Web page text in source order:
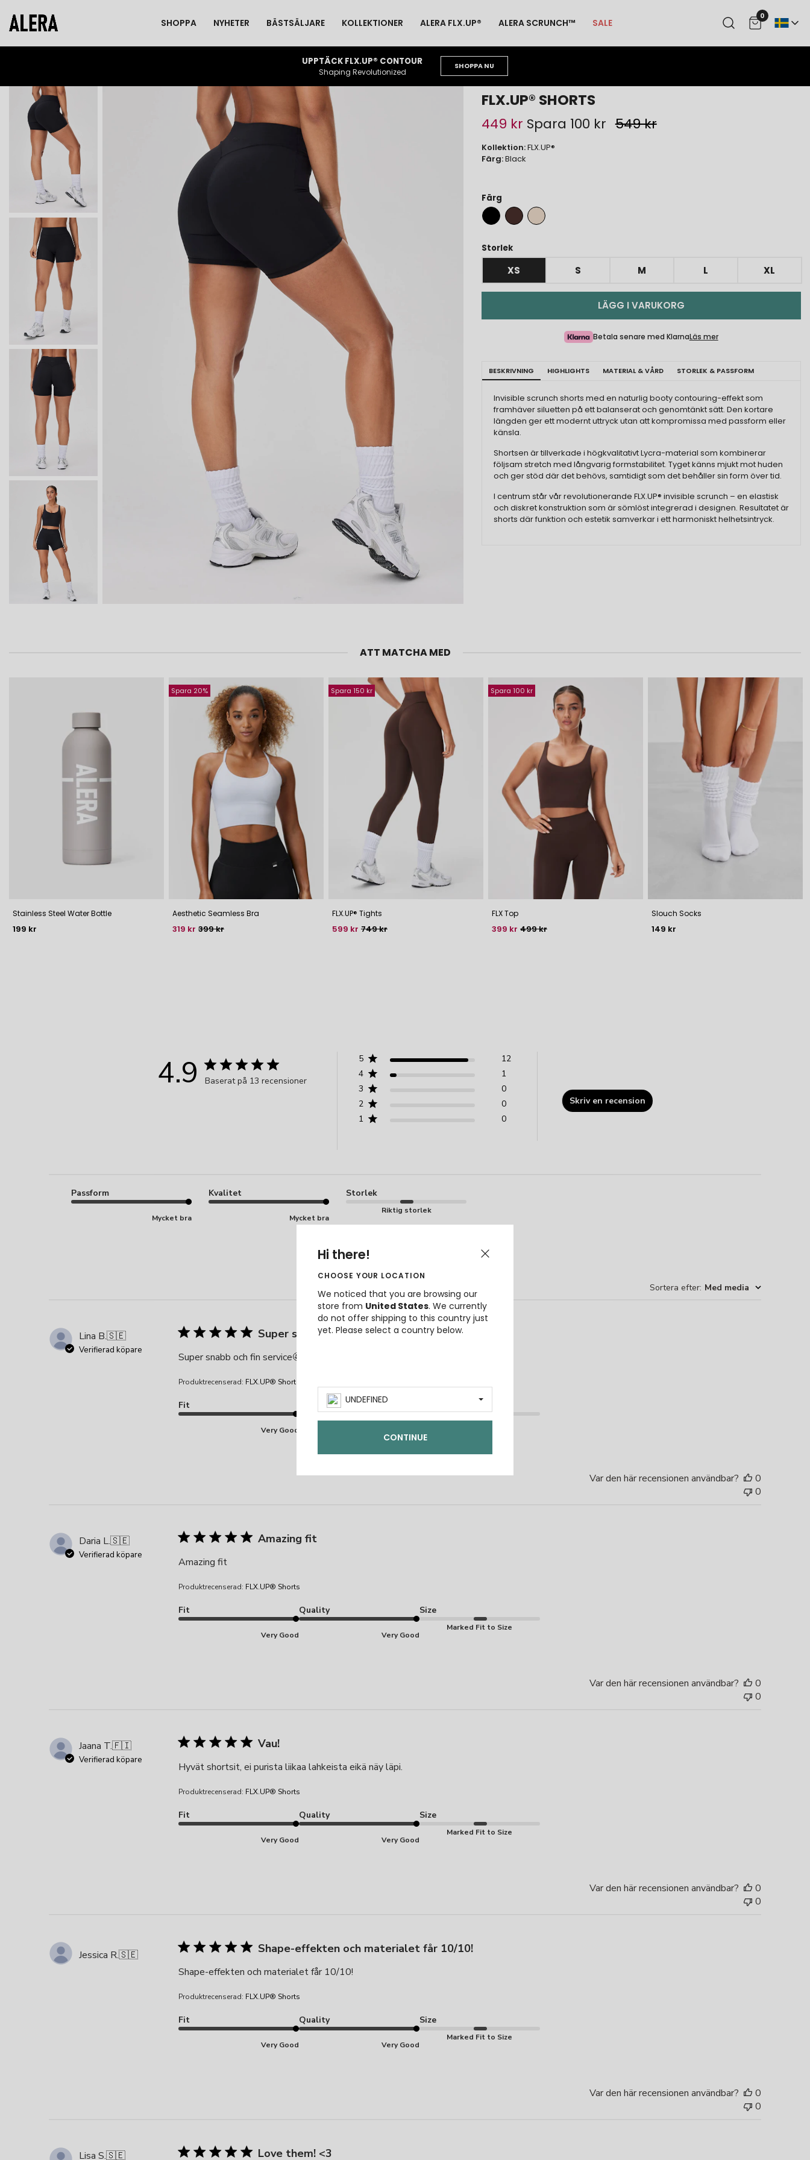
SHOPPA NYHETER BÄSTSÄLJARE KOLLEKTIONER ALERA FLX.UP® ALERA SCRUNCH™ SALE
0 SE
UPPTÄCK FLX.UP® CONTOUR
Shaping Revolutionized
SHOPPA NU
FLX.UP® SHORTS
449 kr Spara 100 kr 549 kr
Kollektion:FLX.UP®
Färg:Black
Färg
Storlek
XS S M L XL
LÄGG I VARUKORG
Betala senare med KlarnaLäs mer
BESKRIVNING HIGHLIGHTS MATERIAL & VÅRD STORLEK & PASSFORM
Invisible scrunch shorts med en naturlig booty contouring-effekt som
framhäver siluetten på ett balanserat och genomtänkt sätt. Den kortare
längden ger ett modernt uttryck utan att kompromissa med passform eller
känsla.
Shortsen är tillverkade i högkvalitativt Lycra-material som kombinerar
följsam stretch med långvarig formstabilitet. Tyget känns mjukt mot huden
och ger stöd där det behövs, samtidigt som det behåller sin form över tid.
I centrum står vår revolutionerande FLX.UP® invisible scrunch – en elastisk
och diskret konstruktion som är sömlöst integrerad i designen. Resultatet är
shorts där funktion och estetik samverkar i ett harmoniskt helhetsintryck.
ATT MATCHA MED
Stainless Steel Water Bottle
Pris
199 kr
Spara 20%
Aesthetic Seamless Bra
Pris
319 kr Baspris
399 kr
Spara 150 kr
FLX.UP® Tights
Pris
599 kr Baspris
749 kr
Spara 100 kr
FLX Top
Pris
399 kr Baspris
499 kr
Slouch Socks
Pris
149 kr
4.9 Baserat på 13 recensioner
5
12
4
1
3
0
2
0
1
0
Skriv en recension
Passform
Mycket bra
Kvalitet
Mycket bra
Storlek
Riktig storlek
Sortera efter: Med media
Lina B.🇸🇪
Verifierad köpare
Super snabb och fin service🤩
Super snabb och fin service🤩
Produktrecenserad: FLX.UP® Shorts
Fit
Very Good
Quality
Marked Fit to Size
Var den här recensionen användbar?
0
0
Daria L.🇸🇪
Verifierad köpare
Amazing fit
Amazing fit
Produktrecenserad: FLX.UP® Shorts
Fit
Very Good
Quality
Very Good
Size
Marked Fit to Size
Var den här recensionen användbar?
0
0
Jaana T.🇫🇮
Verifierad köpare
Vau!
Hyvät shortsit, ei purista liikaa lahkeista eikä näy läpi.
Produktrecenserad: FLX.UP® Shorts
Fit
Very Good
Quality
Very Good
Size
Marked Fit to Size
Var den här recensionen användbar?
0
0
Jessica R.🇸🇪 Shape-effekten och materialet får 10/10!
Shape-effekten och materialet får 10/10!
Produktrecenserad: FLX.UP® Shorts
Fit
Very Good
Quality
Very Good
Size
Marked Fit to Size
Var den här recensionen användbar?
0
0
Lisa S.🇸🇪 Love them! <3
Hi there!
CHOOSE YOUR LOCATION
We noticed that you are browsing our
store from United States. We currently
do not offer shipping to this country just
yet. Please select a country below.
UNDEFINED
CONTINUE